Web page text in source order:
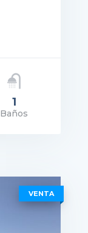
1
Baños
VENTA